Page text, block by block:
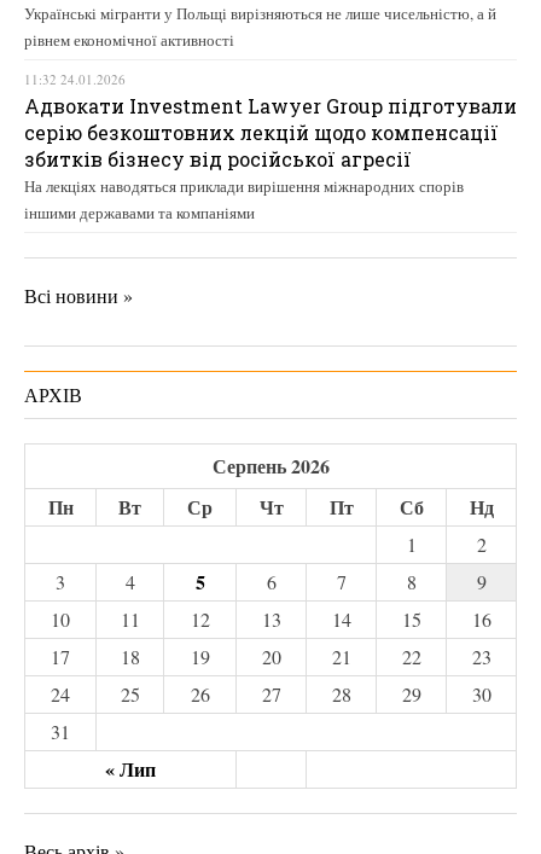
Українські мігранти у Польщі вирізняються не лише чисельністю, а й
рівнем економічної активності
11:32 24.01.2026
Адвокати Investment Lawyer Group підготували
серію безкоштовних лекцій щодо компенсації
збитків бізнесу від російської агресії
На лекціях наводяться приклади вирішення міжнародних спорів
іншими державами та компаніями
Всі новини »
АРХІВ
Серпень 2026
Пн
Вт Ср Чт Пт Сб Нд
« Лип
1
2
3
4 5 6 7 8
9
10
11 12 13 14 15
16
17
18 19 20 21 22
23
24
25 26 27 28 29
30
31